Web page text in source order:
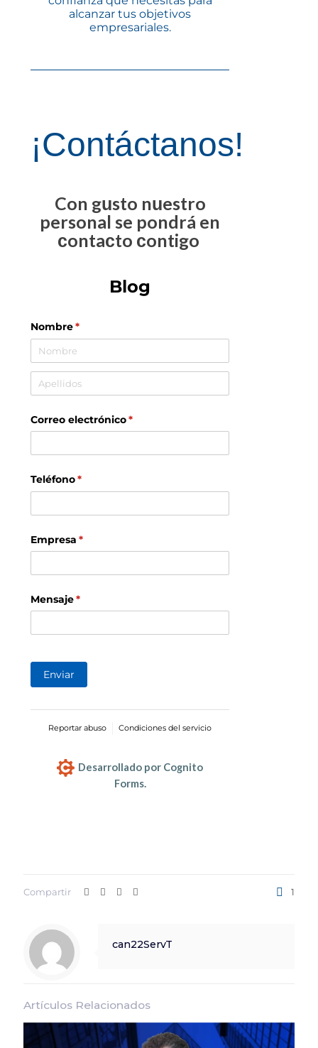
alcanzar tus objetivos
empresariales.
¡Contáctanos!
Con gusto nuestro
personal se pondrá en
contacto contigo
Blog
Nombre*
(necesario)
Correo electrónico*
(necesario)
Teléfono*
(necesario)
Empresa *
(necesario)
Mensaje*
(necesario)
Enviar
Reportar abuso Condiciones del servicio
Desarrollado por Cognito
Forms.
Compartir 1
can22ServT
Artículos Relacionados